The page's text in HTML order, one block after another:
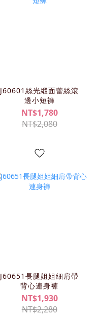
J60601絲光緞面蕾絲滾
邊小短褲
NT$1,780
NT$2,080
J60651長腿姐姐細肩帶
背心連身褲
NT$1,930
NT$2,280